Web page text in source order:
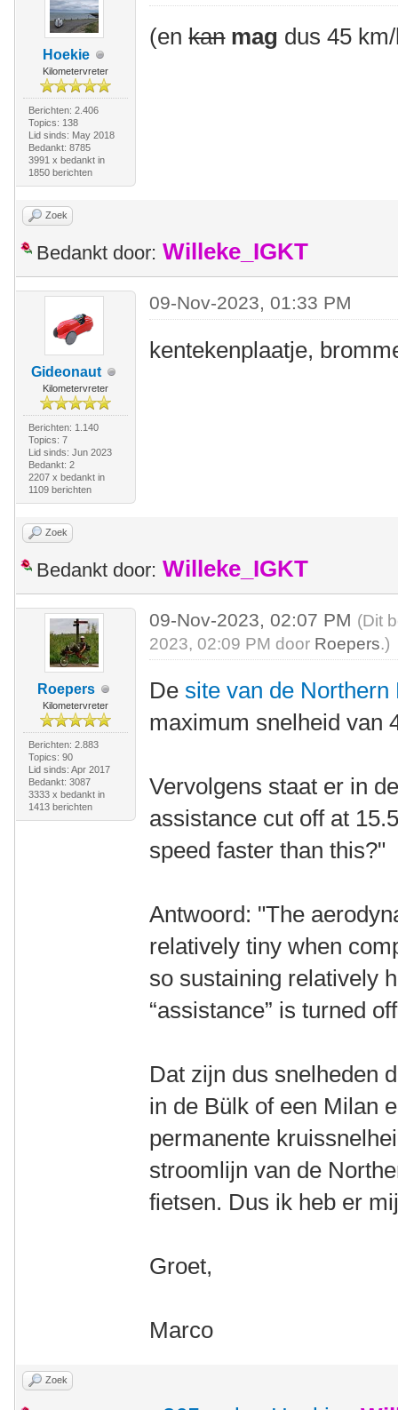
Hoekie
Kilometervreter
Berichten: 2.406
Topics: 138
Lid sinds: May 2018
Bedankt: 8785
3991 x bedankt in
1850 berichten
(enkan mag dus 45
Zoek
Bedankt door: Willeke_IGKT
Gideonaut
Kilometervreter
Berichten: 1.140
Topics: 7
Lid sinds: Jun 2023
Bedankt: 2
2207 x bedankt in
1109 berichten
09-Nov-2023, 01:33 PM
kentekenplaatje,
Zoek
Bedankt door: Willeke_IGKT
Roepers
Kilometervreter
Berichten: 2.883
Topics: 90
Lid sinds: Apr 2017
Bedankt: 3087
3333 x bedankt in
1413 berichten
09-Nov-2023, 02:07 PM (Dit
2023, 02:09 PM door Roepers.)
Desite van de Northern
maximum snelheid van
Vervolgens staat er in
assistance cut off at
speed faster than this?"
Antwoord: "The
relatively tiny when
so sustaining relatively
“assistance” is turned
Dat zijn dus snelheden
in de Bülk of een Milan
permanente
stroomlijn van de
fietsen. Dus ik heb er
Groet,
Marco
Zoek